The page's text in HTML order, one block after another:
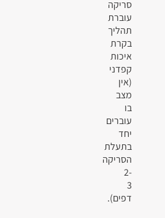
סריקה
עוברת
תהליך
בקרת
איכות
קפדני
(אין
מצב
בו
עוברים
יחד
בתעלת
הסריקה
2-
3
דפים).